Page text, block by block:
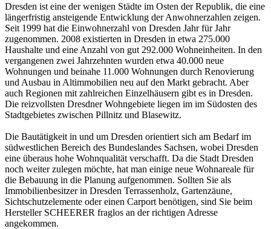
Dresden ist eine der wenigen Städte im Osten der Republik, die eine
längerfristig ansteigende Entwicklung der Anwohnerzahlen zeigen.
Seit 1999 hat die Einwohnerzahl von Dresden Jahr für Jahr
zugenommen. 2008 existierten in Dresden in etwa 275.000
Haushalte und eine Anzahl von gut 292.000 Wohneinheiten. In den
vergangenen zwei Jahrzehnten wurden etwa 40.000 neue
Wohnungen und beinahe 11.000 Wohnungen durch Renovierung
und Ausbau in Altimmobilien neu auf den Markt gebracht. Aber
auch Regionen mit zahlreichen Einzelhäusern gibt es in Dresden.
Die reizvollsten Dresdner Wohngebiete liegen im im Südosten des
Stadtgebietes zwischen Pillnitz und Blasewitz.
Die Bautätigkeit in und um Dresden orientiert sich am Bedarf im
südwestlichen Bereich des Bundeslandes Sachsen, wobei Dresden
eine überaus hohe Wohnqualität verschafft. Da die Stadt Dresden
noch weiter zulegen möchte, hat man einige neue Wohnareale für
die Bebauung in die Planung aufgenommen. Sollten Sie als
Immobilienbesitzer in Dresden Terrassenholz, Gartenzäune,
Sichtschutzelemente oder einen Carport benötigen, sind Sie beim
Hersteller SCHEERER fraglos an der richtigen Adresse
angekommen.